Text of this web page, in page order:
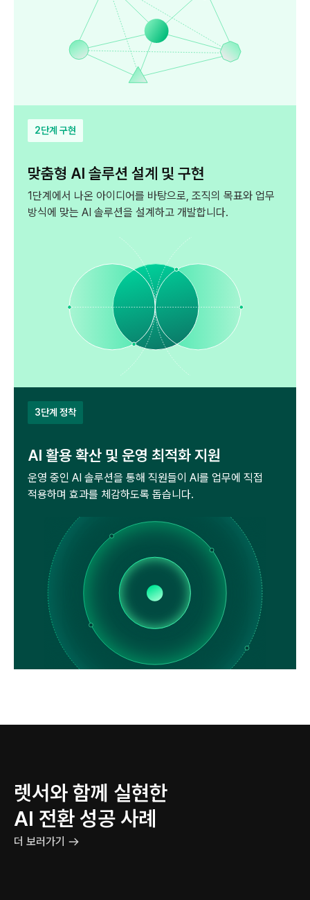
2단계 구현
맞춤형 AI 솔루션 설계 및 구현
1단계에서 나온 아이디어를 바탕으로, 조직의 목표와 업무
방식에 맞는 AI 솔루션을 설계하고 개발합니다.
3단계 정착
AI 활용 확산 및 운영 최적화 지원
운영 중인 AI 솔루션을 통해 직원들이 AI를 업무에 직접
적용하며 효과를 체감하도록 돕습니다.
렛서와 함께 실현한
AI 전환 성공 사례
더 보러가기